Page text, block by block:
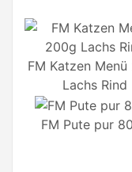
FM Katzen
Lachs Rind
FM Pute pur